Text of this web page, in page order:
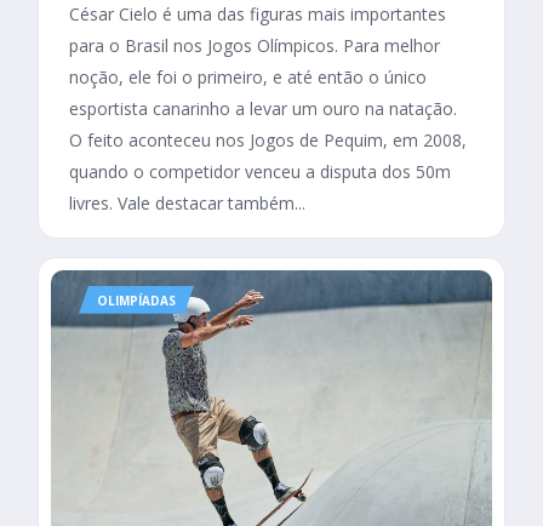
César Cielo é uma das figuras mais importantes
para o Brasil nos Jogos Olímpicos. Para melhor
noção, ele foi o primeiro, e até então o único
esportista canarinho a levar um ouro na natação.
O feito aconteceu nos Jogos de Pequim, em 2008,
quando o competidor venceu a disputa dos 50m
livres. Vale destacar também...
OLIMPÍADAS